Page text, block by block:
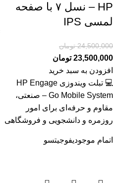
HP – نسل ۷ با صفحه
لمسی IPS
24,500,000 تومان
23,500,000 تومان
افزودن به سبد خرید
💻 تبلت ویندوزی HP Engage
Go Mobile System – صنعتی،
مقاوم و حرفه‌ای برای امور
روزمره و دانشجویی و فروشگاهی
اتمام موجودیفوجیتسو